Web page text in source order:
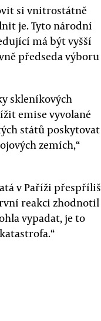
si vnitrostátně
je. Tyto národní
má být vyšší
předseda výboru
skleníkových
emise vyvolané
států poskytovat
zemích,“
v Paříži přespříliš
reakci zhodnotil
vypadat, je to